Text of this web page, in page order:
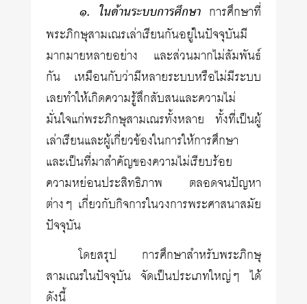
๑. ในด้านระบบการศึกษาการศึกษาที่
พระภิกษุสามเณรเล่าเรียนกันอยู่ในปัจจุบันมี
มากมายหลายอย่าง และส่วนมากไม่สัมพันธ์
กัน เหมือนกับว่ามีหลายระบบหรือไม่มีระบบ
เลยทำให้เกิดความรู้สึกสับสนและความไม่
มั่นใจแก่พระภิกษุสามเณรทั้งหลาย ทั้งที่เป็นผู้
เล่าเรียนและผู้เกี่ยวข้องในการให้การศึกษา
และเป็นที่มาสำคัญของความไม่เรียบร้อย
ความหย่อนประสิทธิภาพ ตลอดจนปัญหา
ต่างๆ เกี่ยวกับกิจการในวงการพระศาสนาสมัย
ปัจจุบัน
โดยสรุป การศึกษาสำหรับพระภิกษุ
สามเณรในปัจจุบัน จัดเป็นประเภทใหญ่ๆ ได้
ดังนี้